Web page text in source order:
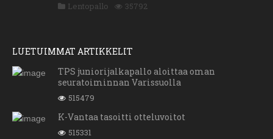
Lentopallo 35792
LUETUIMMAT ARTIKKELIT
TPS juniorijalkapallo aloittaa oman
seuratoiminnan Varissuolla
515479
K-Vantaa tasoitti otteluvoitot
515331